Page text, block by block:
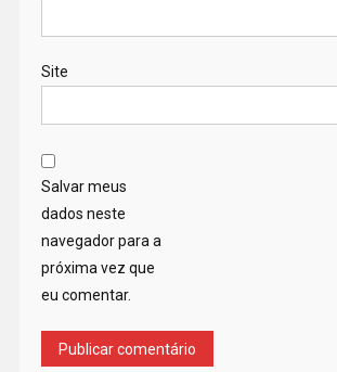
Site
Salvar meus
dados neste
navegador para a
próxima vez que
eu comentar.